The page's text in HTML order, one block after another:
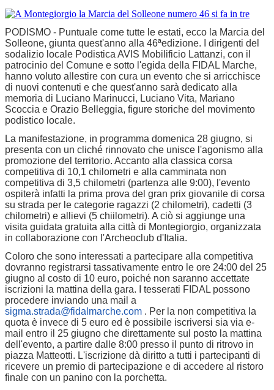
PODISMO - Puntuale come tutte le estati, ecco la Marcia del
Solleone, giunta quest'anno alla 46ªedizione. I dirigenti del
sodalizio locale Podistica AVIS Mobilificio Lattanzi, con il
patrocinio del Comune e sotto l'egida della FIDAL Marche,
hanno voluto allestire con cura un evento che si arricchisce
di nuovi contenuti e che quest'anno sarà dedicato alla
memoria di Luciano Marinucci, Luciano Vita, Mariano
Scoccia e Orazio Belleggia, figure storiche del movimento
podistico locale.
La manifestazione, in programma domenica 28 giugno, si
presenta con un cliché rinnovato che unisce l'agonismo alla
promozione del territorio. Accanto alla classica corsa
competitiva di 10,1 chilometri e alla camminata non
competitiva di 3,5 chilometri (partenza alle 9:00), l'evento
ospiterà infatti la prima prova del gran prix giovanile di corsa
su strada per le categorie ragazzi (2 chilometri), cadetti (3
chilometri) e allievi (5 chiilometri). A ciò si aggiunge una
visita guidata gratuita alla città di Montegiorgio, organizzata
in collaborazione con l'Archeoclub d'Italia.
Coloro che sono interessati a partecipare alla competitiva
dovranno registrarsi tassativamente entro le ore 24:00 del 25
giugno al costo di 10 euro, poiché non saranno accettate
iscrizioni la mattina della gara. I tesserati FIDAL possono
procedere inviando una mail a
sigma.strada@fidalmarche.com . Per la non competitiva la
quota è invece di 5 euro ed è possibile iscriversi sia via e-
mail entro il 25 giugno che direttamente sul posto la mattina
dell'evento, a partire dalle 8:00 presso il punto di ritrovo in
piazza Matteotti. L'iscrizione dà diritto a tutti i partecipanti di
ricevere un premio di partecipazione e di accedere al ristoro
finale con un panino con la porchetta.